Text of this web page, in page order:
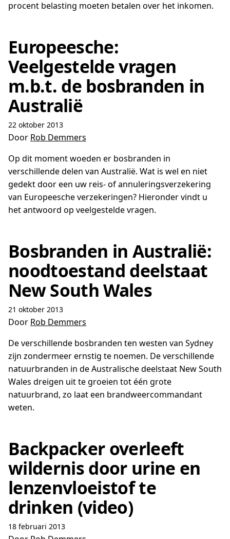
procent belasting moeten betalen over het inkomen.
Europeesche:
Veelgestelde vragen
m.b.t. de bosbranden in
Australië
22 oktober 2013
Door Rob Demmers
Op dit moment woeden er bosbranden in
verschillende delen van Australië. Wat is wel en niet
gedekt door een uw reis- of annuleringsverzekering
van Europeesche verzekeringen? Hieronder vindt u
het antwoord op veelgestelde vragen.
Bosbranden in Australië:
noodtoestand deelstaat
New South Wales
21 oktober 2013
Door Rob Demmers
De verschillende bosbranden ten westen van Sydney
zijn zondermeer ernstig te noemen. De verschillende
natuurbranden in de Australische deelstaat New South
Wales dreigen uit te groeien tot één grote
natuurbrand, zo laat een brandweercommandant
weten.
Backpacker overleeft
wildernis door urine en
lenzenvloeistof te
drinken (video)
18 februari 2013